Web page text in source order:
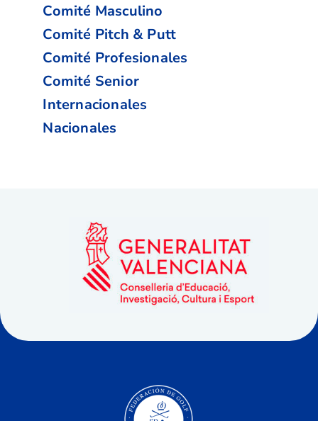
Comité Masculino
Comité Pitch & Putt
Comité Profesionales
Comité Senior
Internacionales
Nacionales